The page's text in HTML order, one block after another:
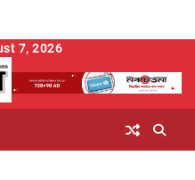
7, 2026